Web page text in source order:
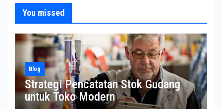
You missed
Blog
Strategi Pencatatan Stok Gudang
untuk Toko Modern